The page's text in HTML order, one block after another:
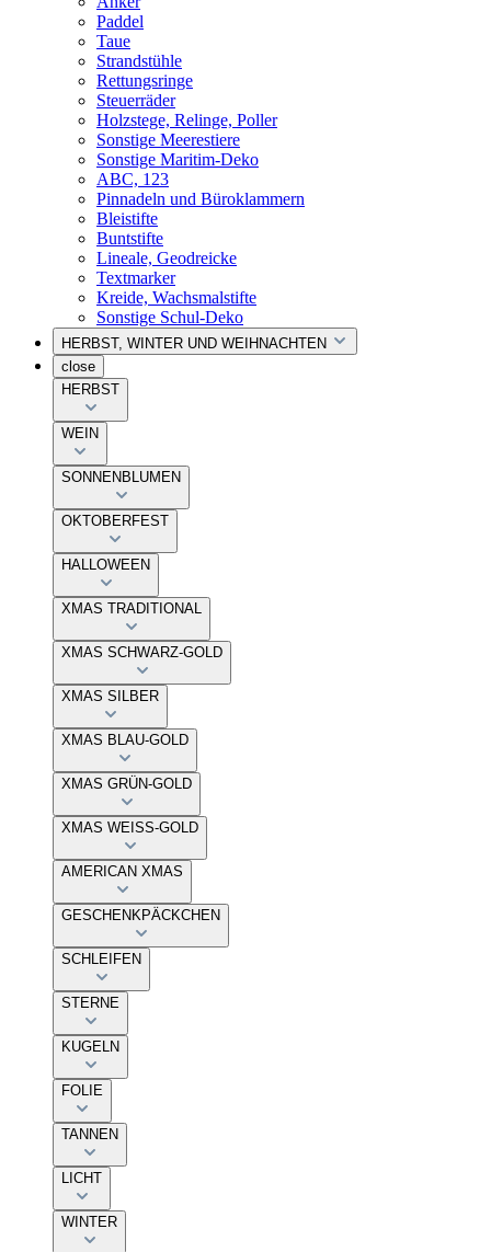
Paddel
Taue
Strandstühle
Rettungsringe
Steuerräder
Holzstege, Relinge, Poller
Sonstige Meerestiere
Sonstige Maritim-Deko
ABC, 123
Pinnadeln und Büroklammern
Bleistifte
Buntstifte
Lineale, Geodreicke
Textmarker
Kreide, Wachsmalstifte
Sonstige Schul-Deko
HERBST, WINTER UND WEIHNACHTEN
close
HERBST
WEIN
SONNENBLUMEN
OKTOBERFEST
HALLOWEEN
XMAS TRADITIONAL
XMAS SCHWARZ-GOLD
XMAS SILBER
XMAS BLAU-GOLD
XMAS GRÜN-GOLD
XMAS WEISS-GOLD
AMERICAN XMAS
GESCHENKPÄCKCHEN
SCHLEIFEN
STERNE
KUGELN
FOLIE
TANNEN
LICHT
WINTER